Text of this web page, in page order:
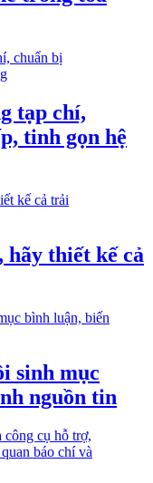
tạp chí,
tinh gọn hệ
hãy thiết kế cả
sinh mục
nguồn tin